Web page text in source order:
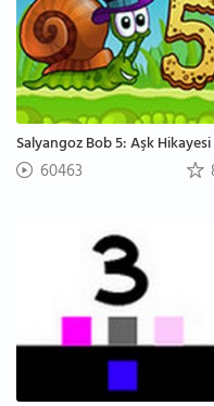
Salyangoz Bob 5: Aşk Hikayesi
60463